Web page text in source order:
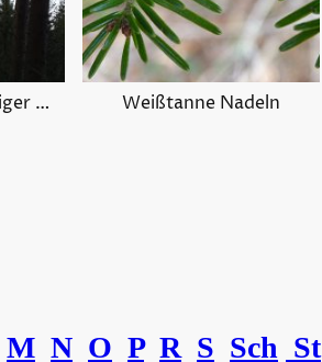
Storchennestförmiger Habitus Weißtanne Nadeln
M N O P R S Sch St